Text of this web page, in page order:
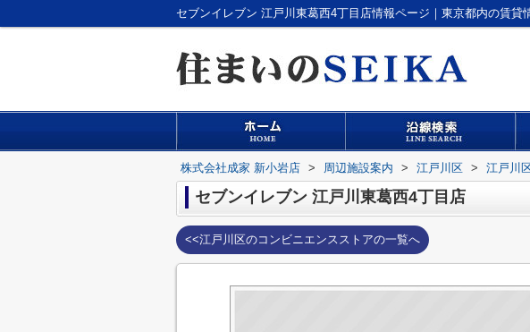
セブンイレブン 江戸川東葛西4丁目店情報ページ｜東京都内の賃貸
株式会社成家 新小岩店 > 周辺施設案内 > 江戸川区 > 江戸川
セブンイレブン 江戸川東葛西4丁目店
<<江戸川区のコンビニエンスストアの一覧へ